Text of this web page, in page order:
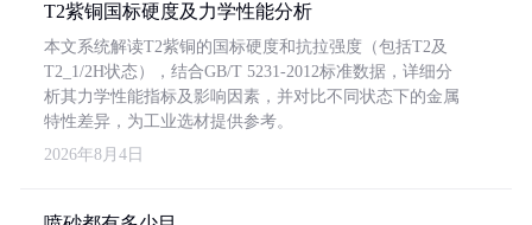
T2紫铜国标硬度及力学性能分析
本文系统解读T2紫铜的国标硬度和抗拉强度（包括T2及
T2_1/2H状态），结合GB/T 5231-2012标准数据，详细分
析其力学性能指标及影响因素，并对比不同状态下的金属
特性差异，为工业选材提供参考。
2026年8月4日